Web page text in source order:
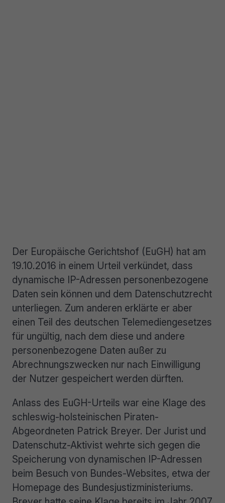
Der Europäische Gerichtshof (EuGH) hat am
19.10.2016 in einem Urteil verkündet, dass
dynamische IP-Adressen personenbezogene
Daten sein können und dem Datenschutzrecht
unterliegen. Zum anderen erklärte er aber
einen Teil des deutschen Telemediengesetzes
für ungültig, nach dem diese und andere
personenbezogene Daten außer zu
Abrechnungszwecken nur nach Einwilligung
der Nutzer gespeichert werden dürften.
Anlass des EuGH-Urteils war eine Klage des
schleswig-holsteinischen Piraten-
Abgeordneten Patrick Breyer. Der Jurist und
Datenschutz-Aktivist wehrte sich gegen die
Speicherung von dynamischen IP-Adressen
beim Besuch von Bundes-Websites, etwa der
Home­page des Bundesjustizministeriums.